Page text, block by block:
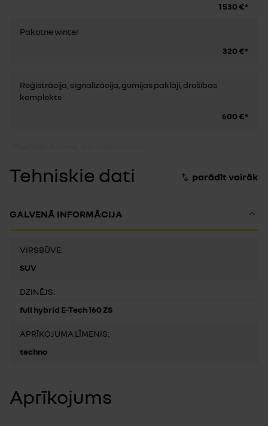
1 530 €*
Pakotne winter
320 €*
Reģistrācija, signalizācija, gumijas paklāji, drošības
komplekts
600 €*
Tehniskie dati
GALVENĀ INFORMĀCIJA
VIRSBŪVE:
SUV
DZINĒJS:
full hybrid E-Tech 160 ZS
APRĪKOJUMA LĪMENIS:
techno
Aprīkojums